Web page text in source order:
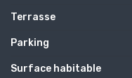
Terrasse
Parking
Surface habitable